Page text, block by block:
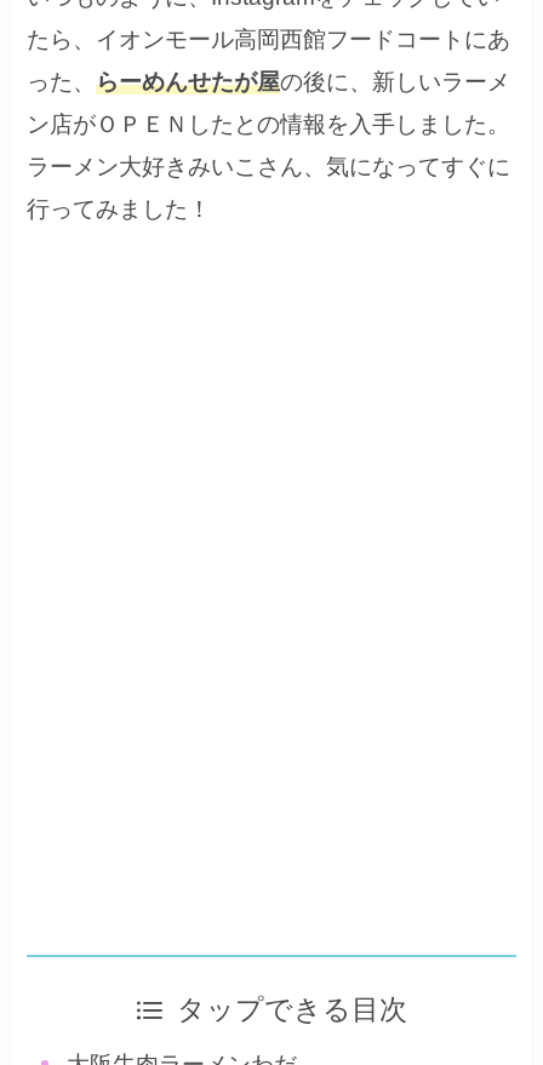
たら、イオンモール高岡西館フードコートにあ
った、らーめんせたが屋の後に、新しいラーメ
ン店がＯＰＥＮしたとの情報を入手しました。
ラーメン大好きみいこさん、気になってすぐに
行ってみました！
タップできる目次